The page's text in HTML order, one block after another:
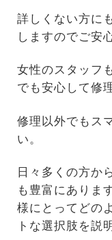
詳しくない方に
しますのでご安
女性のスタッフ
でも安心して修
修理以外でもス
い。
日々多くの方か
も豊富にありま
様にとってどの
トな選択肢を説